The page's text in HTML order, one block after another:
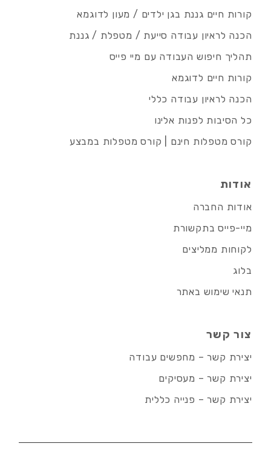
קורות חיים גננת בגן ילדים / מעון לדוגמא
הכנה לראיון עבודה סייעת / מטפלת / גננת
תהליך חיפוש העבודה עם מיי פייס
קורות חיים לדוגמא
הכנה לראיון עבודה כללי
כל הסיבות לפנות אלינו
קורס מטפלות חינם | קורס מטפלות במבצע
אודות
אודות החברה
מיי-פייס בתקשורת
לקוחות ממליצים
בלוג
תנאי שימוש באתר
צור קשר
יצירת קשר – מחפשים עבודה
יצירת קשר – מעסיקים
יצירת קשר – פנייה כללית